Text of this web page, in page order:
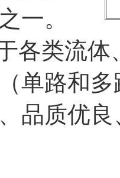
一。
各类流
单路和
品质优